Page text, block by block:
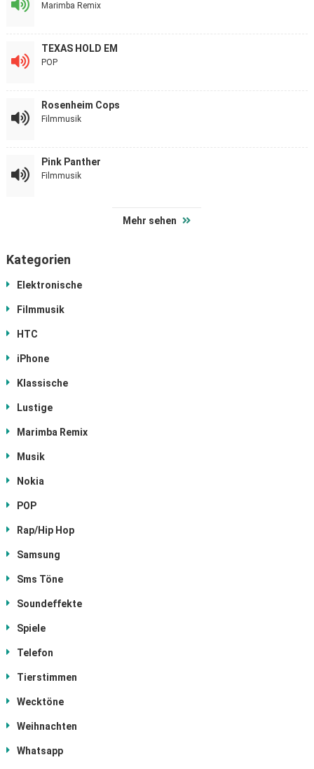
Marimba Remix
TEXAS HOLD EM
POP
Rosenheim Cops
Filmmusik
Pink Panther
Filmmusik
Mehr sehen
Kategorien
Elektronische
Filmmusik
HTC
iPhone
Klassische
Lustige
Marimba Remix
Musik
Nokia
POP
Rap/Hip Hop
Samsung
Sms Töne
Soundeffekte
Spiele
Telefon
Tierstimmen
Wecktöne
Weihnachten
Whatsapp